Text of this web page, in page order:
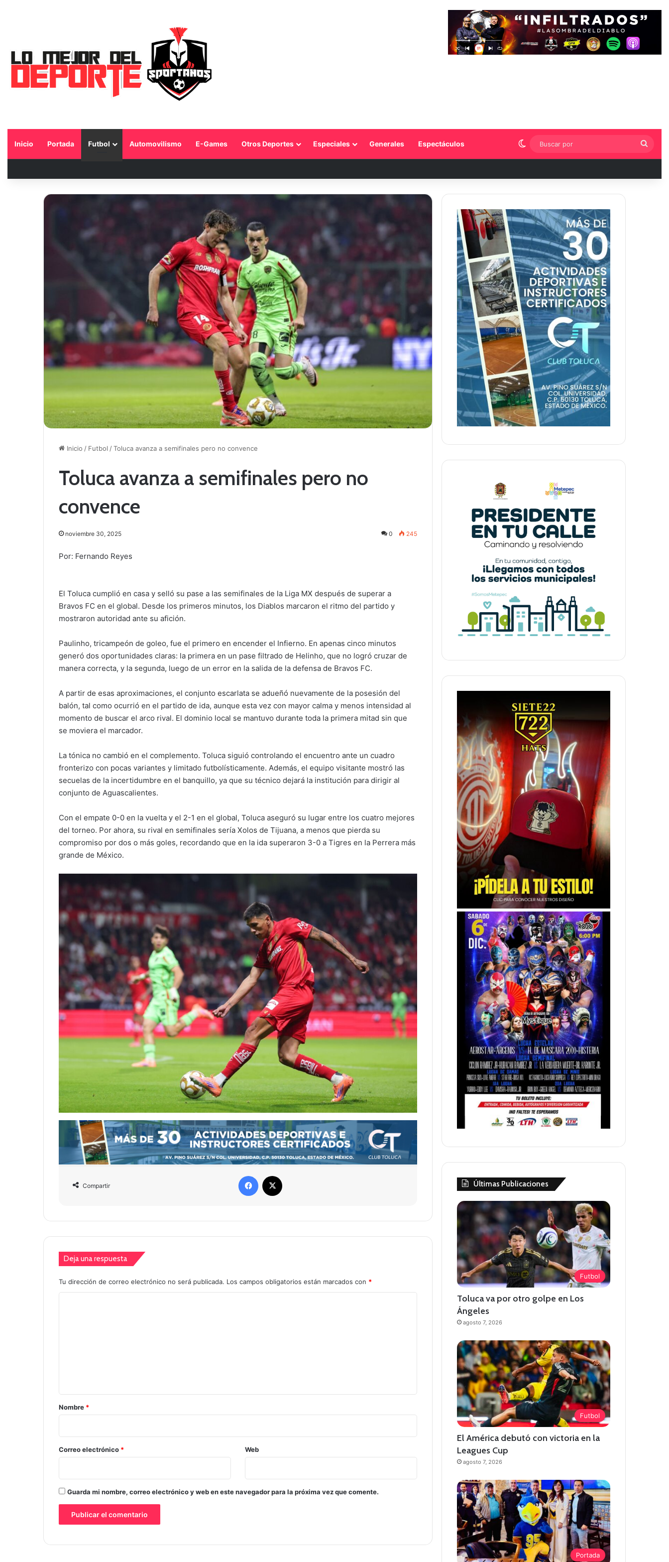
Inicio Portada Futbol Automovilismo E-Games Otros Deportes Especiales Generales Espectáculos Switch skin
por
Inicio / Futbol /Toluca avanza a semifinales pero no convence
Toluca avanza a semifinales pero no
convence
noviembre 30, 2025 0 245
Por: Fernando Reyes
El Toluca cumplió en casa y selló su pase a las semifinales de la Liga MX después de superar a
Bravos FC en el global. Desde los primeros minutos, los Diablos marcaron el ritmo del partido y
mostraron autoridad ante su afición.
Paulinho, tricampeón de goleo, fue el primero en encender el Infierno. En apenas cinco minutos
generó dos oportunidades claras: la primera en un pase filtrado de Helinho, que no logró cruzar de
manera correcta, y la segunda, luego de un error en la salida de la defensa de Bravos FC.
A partir de esas aproximaciones, el conjunto escarlata se adueñó nuevamente de la posesión del
balón, tal como ocurrió en el partido de ida, aunque esta vez con mayor calma y menos intensidad al
momento de buscar el arco rival. El dominio local se mantuvo durante toda la primera mitad sin que
se moviera el marcador.
La tónica no cambió en el complemento. Toluca siguió controlando el encuentro ante un cuadro
fronterizo con pocas variantes y limitado futbolísticamente. Además, el equipo visitante mostró las
secuelas de la incertidumbre en el banquillo, ya que su técnico dejará la institución para dirigir al
conjunto de Aguascalientes.
Con el empate 0-0 en la vuelta y el 2-1 en el global, Toluca aseguró su lugar entre los cuatro mejores
del torneo. Por ahora, su rival en semifinales sería Xolos de Tijuana, a menos que pierda su
compromiso por dos o más goles, recordando que en la ida superaron 3-0 a Tigres en la Perrera más
grande de México.
Compartir
Facebook
Deja una respuesta
Tu dirección de correo electrónico no será publicada. Los campos obligatorios están marcados con *
r
o
*
Nombre *
Correo electrónico * Web
Guarda mi nombre, correo electrónico y web en este navegador para la próxima vez que comente.
Últimas Publicaciones
Futbol
Toluca va por otro golpe en Los
Ángeles
agosto 7, 2026
Futbol
El América debutó con victoria en la
Leagues Cup
agosto 7, 2026
Portada